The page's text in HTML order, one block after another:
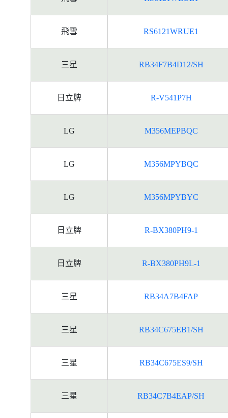
飛雪 RS6121WRUE1
三星 RB34F7B4D12/SH
日立牌 R-V541P7H
LG M356MEPBQC
LG M356MPYBQC
LG M356MPYBYC
日立牌 R-BX380PH9-1
日立牌 R-BX380PH9L-1
三星 RB34A7B4FAP
三星 RB34C675EB1/SH
三星 RB34C675ES9/SH
三星 RB34C7B4EAP/SH